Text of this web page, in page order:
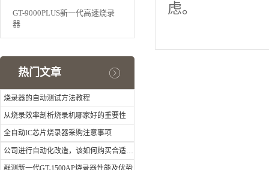
GT-9000PLUS新一代高速烧录
器
热门文章
烧录器的自动测试方法教程
从烧录效率剖析烧录机哪家好的重要性
全自动IC芯片烧录器采购注意事项
公司进行自动化改造，该如何购买合适的工业机器人？
群测新一代GT-1500AP烧录器性能及优势
虑。